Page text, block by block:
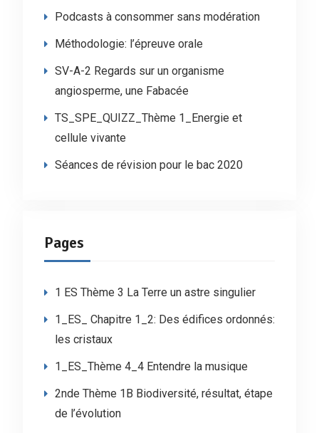
Podcasts à consommer sans modération
Méthodologie: l’épreuve orale
SV-A-2 Regards sur un organisme
angiosperme, une Fabacée
TS_SPE_QUIZZ_Thème 1_Energie et
cellule vivante
Séances de révision pour le bac 2020
Pages
1 ES Thème 3 La Terre un astre singulier
1_ES_ Chapitre 1_2: Des édifices ordonnés:
les cristaux
1_ES_Thème 4_4 Entendre la musique
2nde Thème 1B Biodiversité, résultat, étape
de l’évolution